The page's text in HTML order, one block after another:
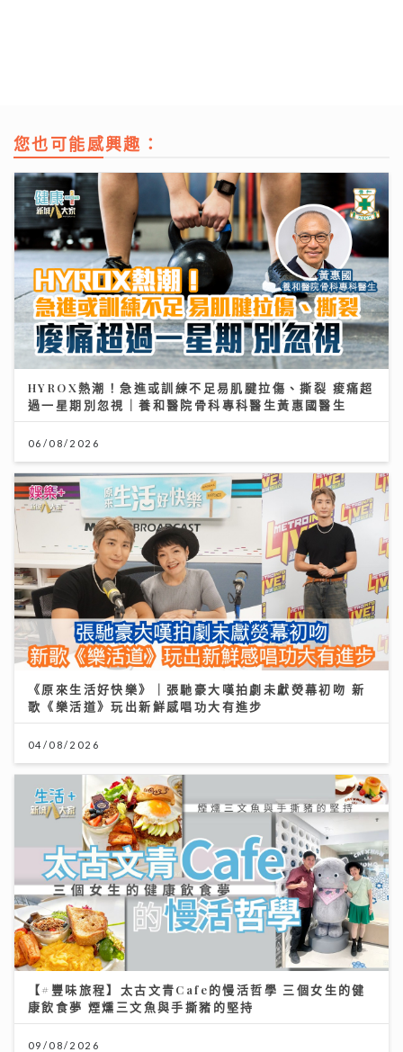
您也可能感興趣：
HYROX熱潮！急進或訓練不足易肌腱拉傷、撕裂 痠痛超
過一星期別忽視｜養和醫院骨科專科醫生黃惠國醫生
06/08/2026
《原來生活好快樂》｜張馳豪大嘆拍劇未獻熒幕初吻 新
歌《樂活道》玩出新鮮感唱功大有進步
04/08/2026
【#豐味旅程】太古文青Cafe的慢活哲學 三個女生的健
康飲食夢 煙燻三文魚與手撕豬的堅持
09/08/2026